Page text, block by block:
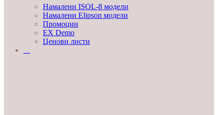
Намалени ISOL-8 модели
Намалени Elipson модели
Промоции
EX Demo
Ценови листи